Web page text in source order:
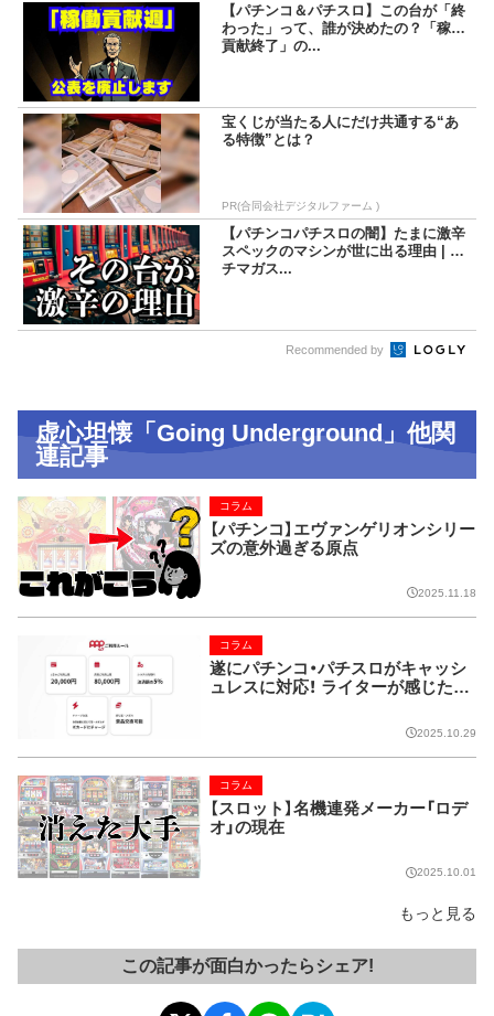
【パチンコ＆パチスロ】この台が「終
わった」って、誰が決めたの？「稼働
貢献終了」の...
宝くじが当たる人にだけ共通する“あ
る特徴”とは？
PR(合同会社デジタルファーム )
【パチンコパチスロの闇】たまに激辛
スペックのマシンが世に出る理由 | パ
チマガス...
Recommended by
虚心坦懐「Going Underground」他関
連記事
【パチンコ】エヴァンゲリオンシリー
ズの意外過ぎる原点
コラム
2025.11.18
遂にパチンコ・パチスロがキャッシ
ュレスに対応！ ライターが感じた課
コラム
2025.10.29
【スロット】名機連発メーカー「ロデ
オ」の現在
コラム
2025.10.01
もっと見る
この記事が面白かったらシェア!